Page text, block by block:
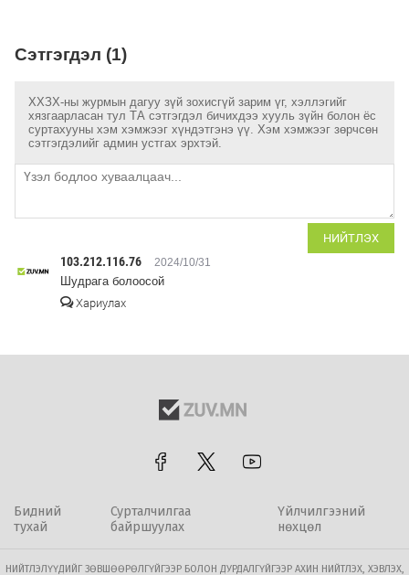
Сэтгэгдэл (1)
ХХЗХ-ны журмын дагуу зүй зохисгүй зарим үг, хэллэгийг
хязгаарласан тул ТА сэтгэгдэл бичихдээ хууль зүйн болон ёс
суртахууны хэм хэмжээг хүндэтгэнэ үү. Хэм хэмжээг зөрчсөн
сэтгэгдэлийг админ устгах эрхтэй.
НИЙТЛЭХ
103.212.116.76 2024/10/31
Шудрага болоосой
Хариулах
Бидний
тухай
Сурталчилгаа
байршуулах
Үйлчилгээний
нөхцөл
НИЙТЛЭЛҮҮДИЙГ ЗӨВШӨӨРӨЛГҮЙГЭЭР БОЛОН ДУРДАЛГҮЙГЭЭР АХИН НИЙТЛЭХ, ХЭВЛЭХ,